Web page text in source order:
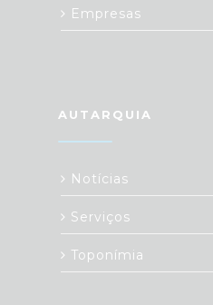
Empresas
AUTARQUIA
Notícias
Serviços
Toponímia